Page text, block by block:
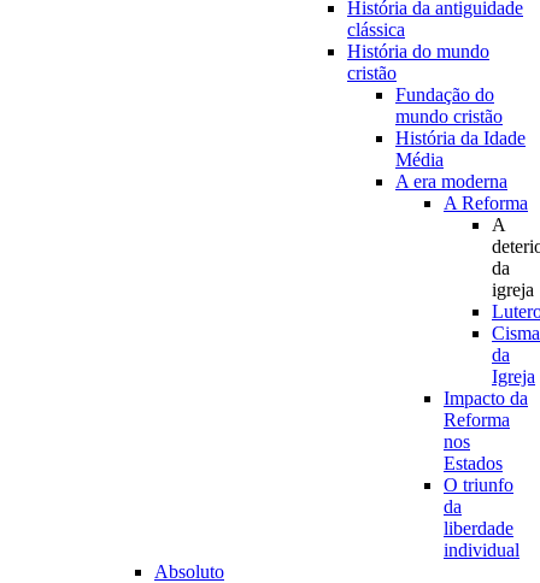
História da antiguidade
clássica
História do mundo
cristão
Fundação do
mundo cristão
História da Idade
Média
A era moderna
A Reforma
A
da
igreja
Cisma
da
Igreja
Impacto da
Reforma
nos
Estados
O triunfo
da
liberdade
individual
Absoluto